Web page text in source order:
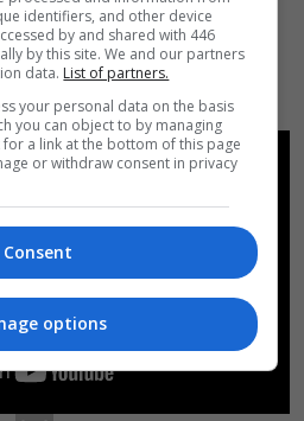
cada repetição do mesmo som
aleatória, então uma batida de
igual.
identifiers, and other device
by and shared with 446
by this site. We and our partners
data. List of partners.
your personal data on the basis
you can object to by managing
a link at the bottom of this page
or withdraw consent in privacy
Consent
options